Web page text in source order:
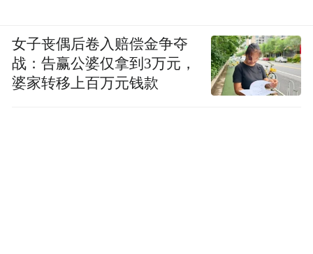
女子丧偶后卷入赔偿金争夺
战：告赢公婆仅拿到3万元，
婆家转移上百万元钱款